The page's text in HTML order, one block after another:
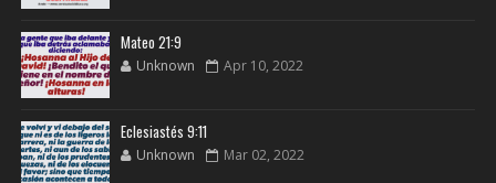
Mateo 21:9
Unknown Apr 10, 2022
Eclesiastés 9:11
Unknown Mar 02, 2022